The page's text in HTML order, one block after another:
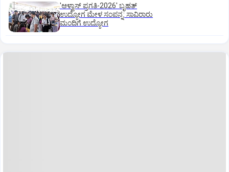
'ಆಳ್ವಾಸ್‌ ಪ್ರಗತಿ-2026' ಬೃಹತ್
ಉದ್ಯೋಗ ಮೇಳ ಸಂಪನ್ನ: ಸಾವಿರಾರು
ಮಂದಿಗೆ ಉದ್ಯೋಗ